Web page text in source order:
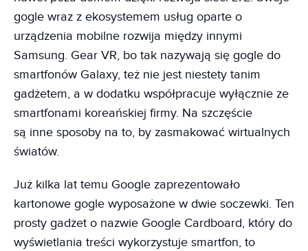
gogle wraz z ekosystemem usług oparte o
urządzenia mobilne rozwija między innymi
Samsung. Gear VR, bo tak nazywają się gogle do
smartfonów Galaxy, też nie jest niestety tanim
gadżetem, a w dodatku współpracuje wyłącznie ze
smartfonami koreańskiej firmy. Na szczęście
są inne sposoby na to, by zasmakować wirtualnych
światów.
Już kilka lat temu Google zaprezentowało
kartonowe gogle wyposażone w dwie soczewki. Ten
prosty gadżet o nazwie Google Cardboard, który do
wyświetlania treści wykorzystuje smartfon, to